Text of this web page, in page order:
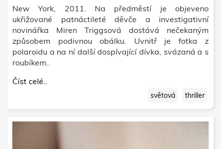
New York, 2011. Na předměstí je objeveno
ukřižované patnáctileté děvče a investigativní
novinářka Miren Triggsová dostává nečekaným
způsobem podivnou obálku. Uvnitř je fotka z
polaroidu a na ní další dospívající dívka, svázaná a s
roubíkem..
Číst celé..
světová thriller